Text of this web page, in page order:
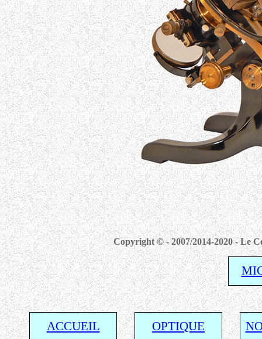
Copyright © - 2007/2014-2020 - Le
ACCUEIL OPTIQUE